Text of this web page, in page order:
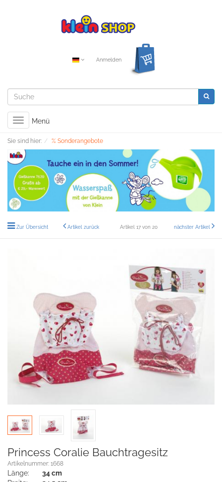
Anmelden
Toggle
navigation
Menü
Sie sind hier: % Sonderangebote
Zur Übersicht Artikel zurück Artikel 17 von 20 nächster Artikel
Princess Coralie Bauchtragesitz
Artikelnummer: 1668
Länge:
34 cm